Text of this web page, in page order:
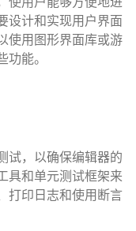
设计和实现用户界面
使用图形界面库或游
能。
试，以确保编辑器的
具和单元测试框架来
打印日志和使用断言